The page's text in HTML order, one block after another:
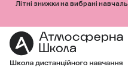
Літні знижки на вибрані